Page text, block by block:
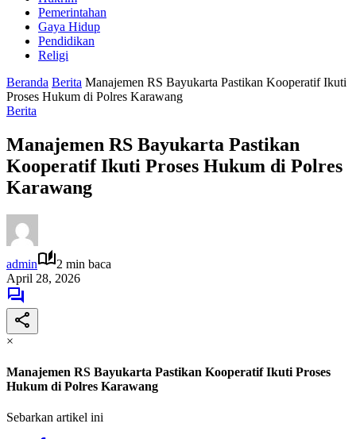
Pemerintahan
Gaya Hidup
Pendidikan
Religi
Beranda Berita Manajemen RS Bayukarta Pastikan Kooperatif Ikuti
Proses Hukum di Polres Karawang
Berita
Manajemen RS Bayukarta Pastikan
Kooperatif Ikuti Proses Hukum di Polres
Karawang
admin
2 min baca
April 28, 2026
×
Manajemen RS Bayukarta Pastikan Kooperatif Ikuti Proses
Hukum di Polres Karawang
Sebarkan artikel ini